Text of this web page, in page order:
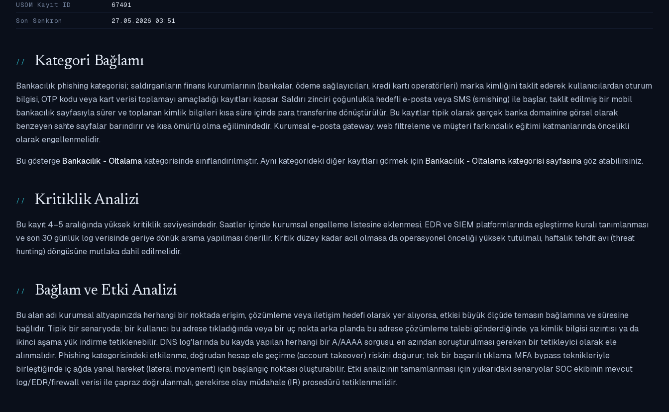
USOM Kayıt ID
67491
Son Senkron
27.05.2026 03:51
Kategori Bağlamı
Bankacılık phishing kategorisi; saldırganların finans kurumlarının (bankalar, ödeme sağlayıcıları, kredi kartı operatörleri) marka kimliğini taklit ederek kullanıcılardan oturum
bilgisi, OTP kodu veya kart verisi toplamayı amaçladığı kayıtları kapsar. Saldırı zinciri çoğunlukla hedefli e-posta veya SMS (smishing) ile başlar, taklit edilmiş bir mobil
bankacılık sayfasıyla sürer ve toplanan kimlik bilgileri kısa süre içinde para transferine dönüştürülür. Bu kayıtlar tipik olarak gerçek banka domainine görsel olarak
benzeyen sahte sayfalar barındırır ve kısa ömürlü olma eğilimindedir. Kurumsal e-posta gateway, web filtreleme ve müşteri farkındalık eğitimi katmanlarında öncelikli
olarak engellenmelidir.
Bu gösterge Bankacılık - Oltalama kategorisinde sınıflandırılmıştır. Aynı kategorideki diğer kayıtları görmek için Bankacılık - Oltalama kategorisi sayfasınagöz atabilirsiniz.
Kritiklik Analizi
Bu kayıt 4–5 aralığında yüksek kritiklik seviyesindedir. Saatler içinde kurumsal engelleme listesine eklenmesi, EDR ve SIEM platformlarında eşleştirme kuralı tanımlanması
ve son 30 günlük log verisinde geriye dönük arama yapılması önerilir. Kritik düzey kadar acil olmasa da operasyonel önceliği yüksek tutulmalı, haftalık tehdit avı (threat
hunting) döngüsüne mutlaka dahil edilmelidir.
Bağlam ve Etki Analizi
Bu alan adı kurumsal altyapınızda herhangi bir noktada erişim, çözümleme veya iletişim hedefi olarak yer alıyorsa, etkisi büyük ölçüde temasın bağlamına ve süresine
bağlıdır. Tipik bir senaryoda; bir kullanıcı bu adrese tıkladığında veya bir uç nokta arka planda bu adrese çözümleme talebi gönderdiğinde, ya kimlik bilgisi sızıntısı ya da
ikinci aşama yük indirme tetiklenebilir. DNS log'larında bu kayda yapılan herhangi bir A/AAAA sorgusu, en azından soruşturulması gereken bir tetikleyici olarak ele
alınmalıdır. Phishing kategorisindeki etkilenme, doğrudan hesap ele geçirme (account takeover) riskini doğurur; tek bir başarılı tıklama, MFA bypass teknikleriyle
birleştiğinde iç ağda yanal hareket (lateral movement) için başlangıç noktası oluşturabilir. Etki analizinin tamamlanması için yukarıdaki senaryolar SOC ekibinin mevcut
log/EDR/firewall verisi ile çapraz doğrulanmalı, gerekirse olay müdahale (IR) prosedürü tetiklenmelidir.